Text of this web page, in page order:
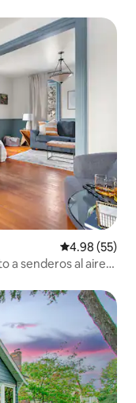
Calificación
4.98 (55)
a senderos al aire